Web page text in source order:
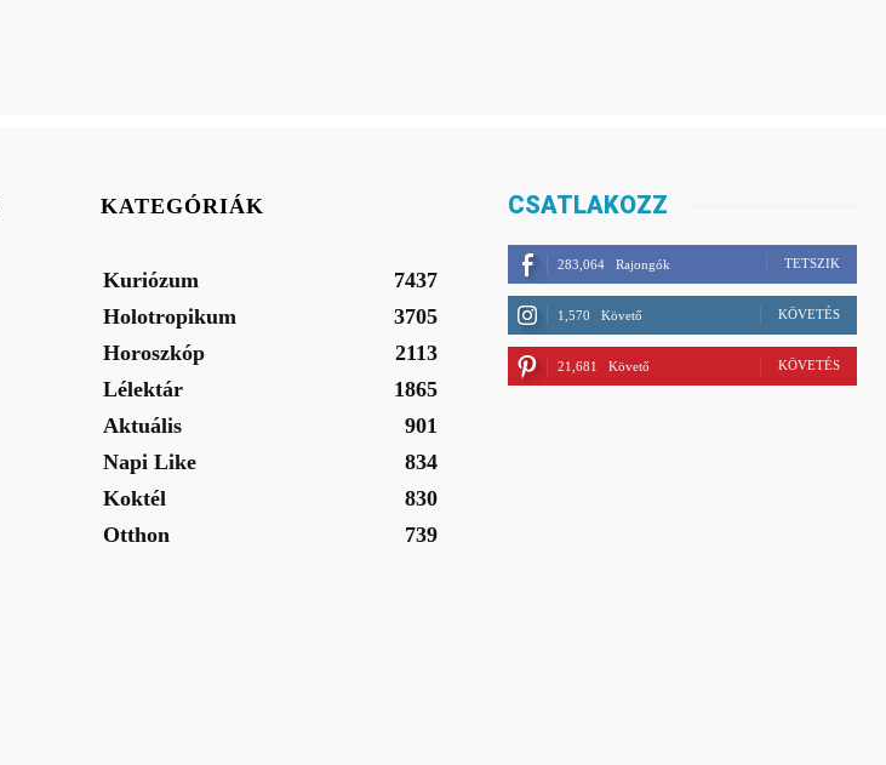
KATEGÓRIÁK
Kuriózum
7437
Holotropikum
3705
Horoszkóp
2113
Lélektár
1865
Aktuális
901
Napi Like
834
Koktél
830
Otthon
739
CSATLAKOZZ
283,064 Rajongók TETSZIK
1,570 Követő KÖVETÉS
21,681 Követő KÖVETÉS